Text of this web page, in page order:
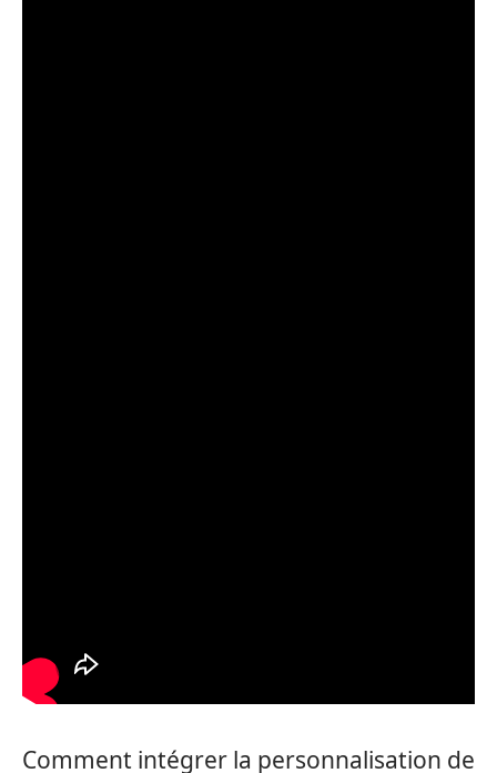
Comment intégrer la personnalisation de